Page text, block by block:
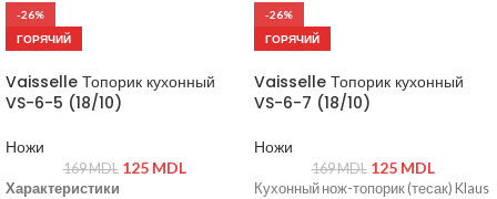
-26%
ГОРЯЧИЙ
Vaisselle Топорик кухонный
VS-6-5 (18/10)
Ножи
169MDL 125 MDL
Характеристики
-26%
ГОРЯЧИЙ
Vaisselle Топорик кухонный
VS-6-7 (18/10)
Ножи
169MDL 125 MDL
Кухонный нож-топорик (тесак) Klaus